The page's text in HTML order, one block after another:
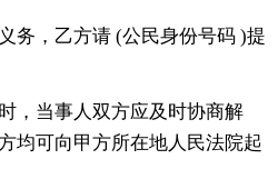
务，乙方请 (公民身份号码 )提
，当事人双方应及时协商解
均可向甲方所在地人民法院起